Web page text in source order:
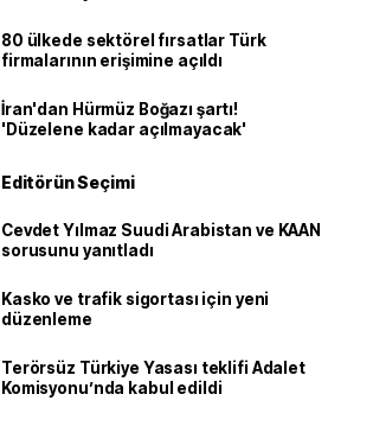
80 ülkede sektörel fırsatlar Türk
firmalarının erişimine açıldı
İran'dan Hürmüz Boğazı şartı!
'Düzelene kadar açılmayacak'
Editörün Seçimi
Cevdet Yılmaz Suudi Arabistan ve KAAN
sorusunu yanıtladı
Kasko ve trafik sigortası için yeni
düzenleme
Terörsüz Türkiye Yasası teklifi Adalet
Komisyonu’nda kabul edildi